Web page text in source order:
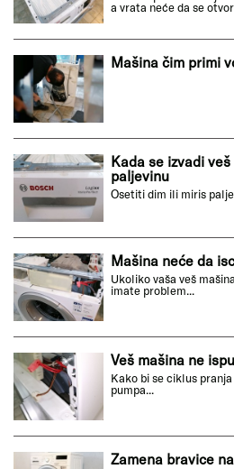
a vrata neće da se
Mašina čim primi
Kada se izvadi
paljevinu
Osetiti dim ili miris
Mašina neće da
Ukoliko vaša veš
imate problem...
Veš mašina ne
Kako bi se ciklus
pumpa...
Zamena bravice